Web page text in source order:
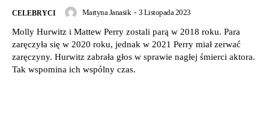
CELEBRYCI Martyna Janasik - 3 Listopada 2023
Molly Hurwitz i Mattew Perry zostali parą w 2018 roku. Para
zaręczyła się w 2020 roku, jednak w 2021 Perry miał zerwać
zaręczyny. Hurwitz zabrała głos w sprawie nagłej śmierci aktora.
Tak wspomina ich wspólny czas.